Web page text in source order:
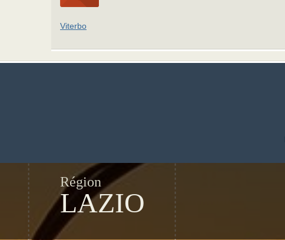
Viterbo
Région
LAZIO